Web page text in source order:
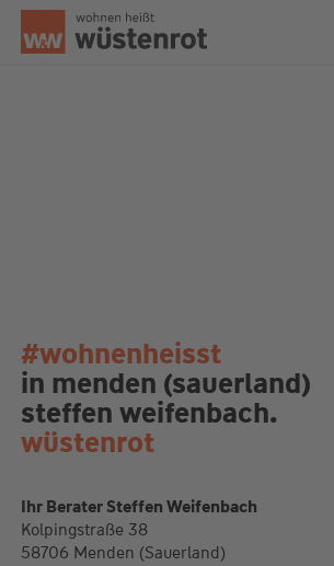
#wohnenheisst
in menden (sauerland)
steffen weifenbach.
wüstenrot
Ihr Berater Steffen Weifenbach
Kolpingstraße 38
58706 Menden (Sauerland)